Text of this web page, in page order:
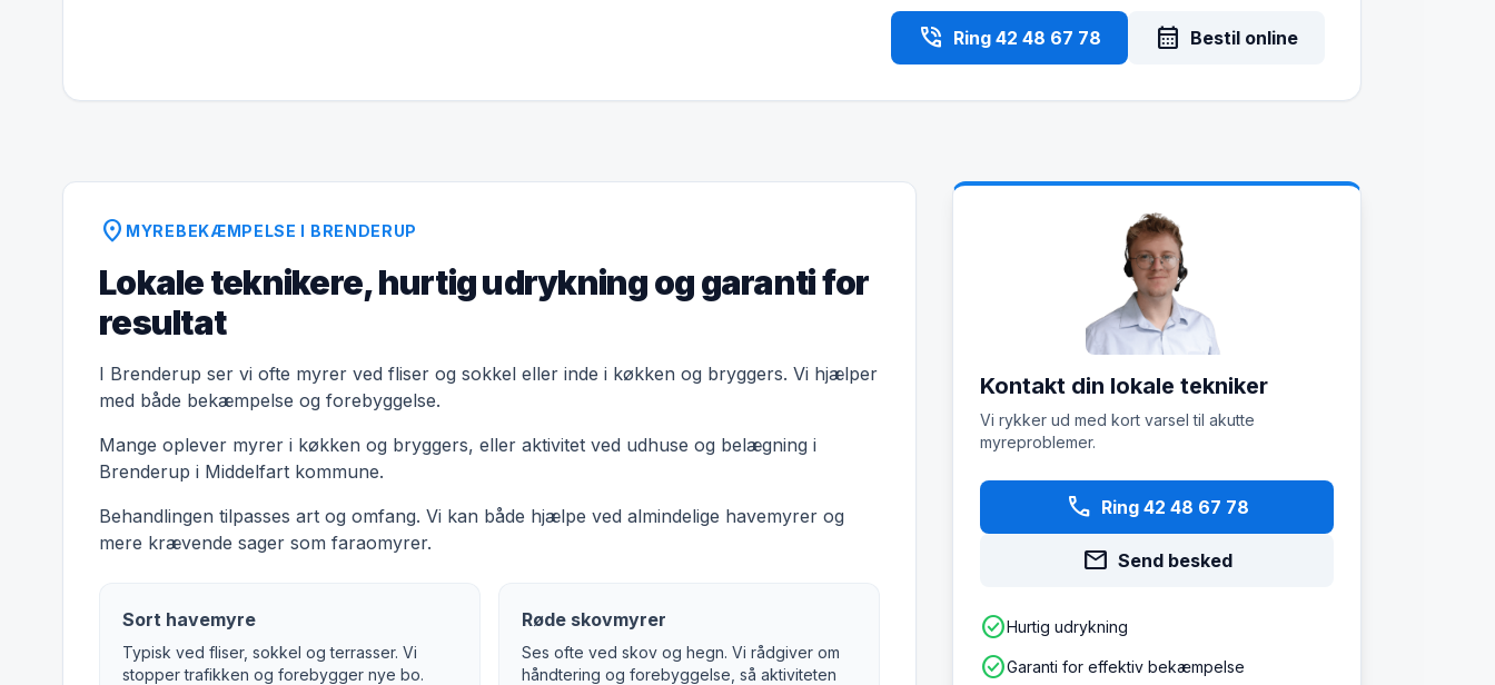
phone_in_talk Ring 42 48 67 78 calendar_month Bestil online
location_on MYREBEKÆMPELSE I BRENDERUP
Lokale teknikere, hurtig udrykning og garanti for
resultat
I Brenderup ser vi ofte myrer ved fliser og sokkel eller inde i køkken og bryggers. Vi hjælper
med både bekæmpelse og forebyggelse.
Mange oplever myrer i køkken og bryggers, eller aktivitet ved udhuse og belægning i
Brenderup i Middelfart kommune.
Behandlingen tilpasses art og omfang. Vi kan både hjælpe ved almindelige havemyrer og
mere krævende sager som faraomyrer.
Sort havemyre
Typisk ved fliser, sokkel og terrasser. Vi
stopper trafikken og forebygger nye bo.
Røde skovmyrer
Ses ofte ved skov og hegn. Vi rådgiver om
håndtering og forebyggelse, så aktiviteten
Kontakt din lokale tekniker
Vi rykker ud med kort varsel til akutte
myreproblemer.
phone Ring 42 48 67 78
mail Send besked
check_circleHurtig udrykning
check_circleGaranti for effektiv bekæmpelse